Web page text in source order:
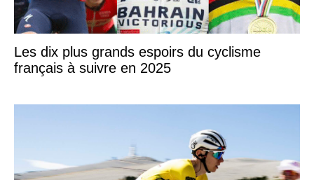
Les dix plus grands espoirs du cyclisme
français à suivre en 2025